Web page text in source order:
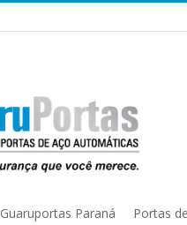
Guaruportas Paraná Portas